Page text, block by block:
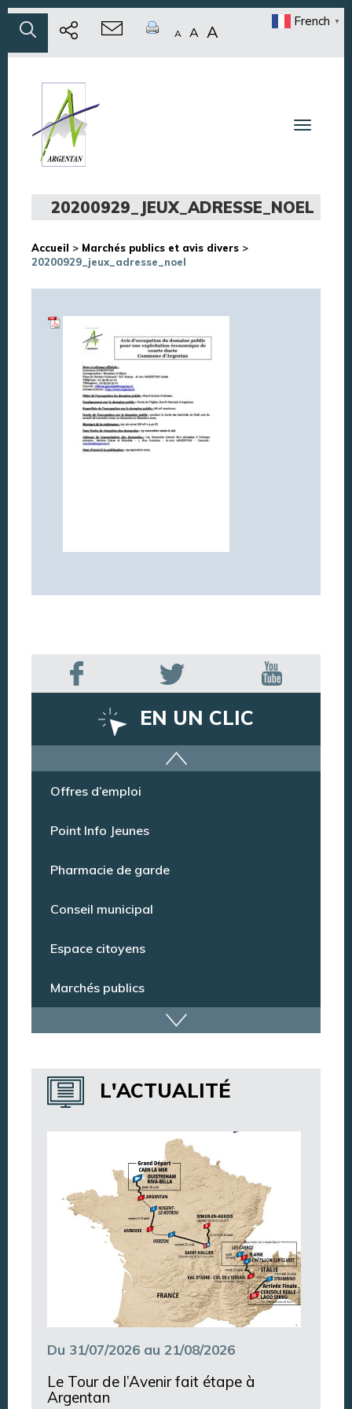
A A A
French ▼
Toggle
20200929_JEUX_ADRESSE_NOEL
Accueil > Marchés publics et avis divers >
20200929_jeux_adresse_noel
EN UN CLIC
Offres d’emploi
Point Info Jeunes
Pharmacie de garde
Conseil municipal
Espace citoyens
Marchés publics
Dispositif de vidéoprotection
Annuaire des services
Annuaire des associations
Argentan Aujourd’hui
L'ACTUALITÉ
Du 31/07/2026 au 21/08/2026
Le Tour de l’Avenir fait étape à
Argentan